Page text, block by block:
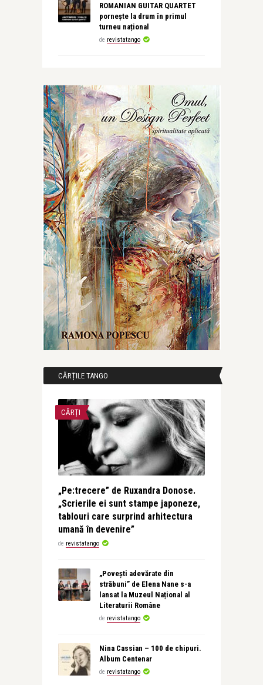
ROMANIAN GUITAR QUARTET
pornește la drum în primul
turneu național
de revistatango
CĂRȚILE TANGO
CĂRȚI
„Pe:trecere” de Ruxandra Donose.
„Scrierile ei sunt stampe japoneze,
tablouri care surprind arhitectura
umană în devenire”
de revistatango
„Povești adevărate din
străbuni” de Elena Nane s-a
lansat la Muzeul Național al
Literaturii Române
de revistatango
Nina Cassian – 100 de chipuri.
Album Centenar
de revistatango